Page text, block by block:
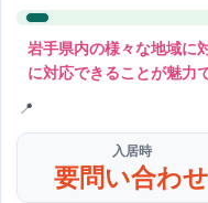
岩手県内の様々な地域に
に対応できることが魅力で
入居時
要問い合わせ